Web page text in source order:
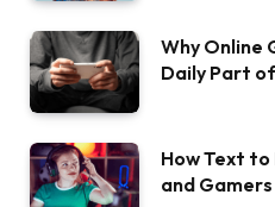
Why Online
Daily Part
How Text to
and